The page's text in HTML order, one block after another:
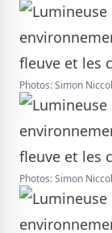
Photos: Simon
Photos: Simon